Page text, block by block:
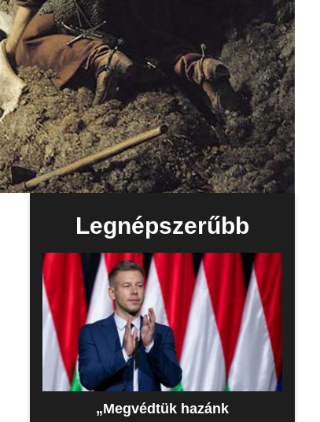
Legnépszerűbb
„Megvédtük hazánk